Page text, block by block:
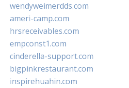
wendyweimerdds.com
ameri-camp.com
hrsreceivables.com
empconst1.com
cinderella-support.com
bigpinkrestaurant.com
inspirehuahin.com